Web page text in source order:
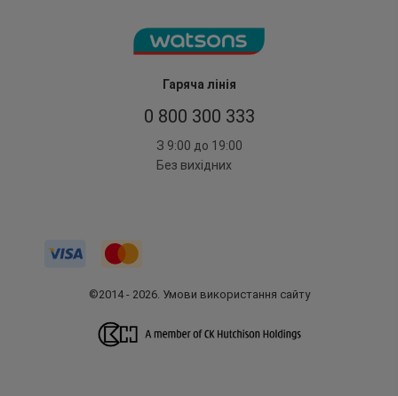
Гаряча лінія
0 800 300 333
З 9:00 до 19:00
Без вихідних
©2014 - 2026. Умови використання сайту